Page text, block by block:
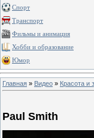
Спорт
Транспорт
Фильмы и анимация
Хобби и образование
Юмор
Главная » Видео » Красота и
Paul Smith